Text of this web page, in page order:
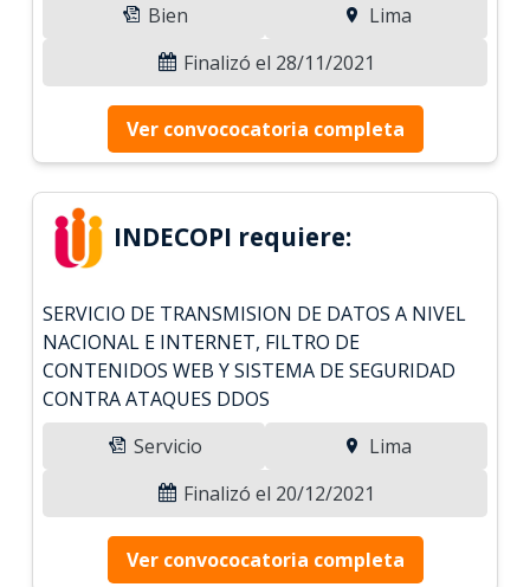
Bien
Lima
Finalizó el 28/11/2021
Ver convococatoria completa
INDECOPI requiere:
SERVICIO DE TRANSMISION DE DATOS A NIVEL
NACIONAL E INTERNET, FILTRO DE
CONTENIDOS WEB Y SISTEMA DE SEGURIDAD
CONTRA ATAQUES DDOS
Servicio
Lima
Finalizó el 20/12/2021
Ver convococatoria completa